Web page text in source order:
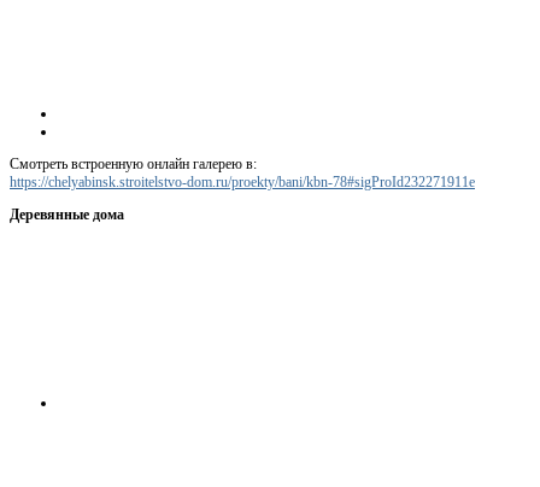
Смотреть встроенную онлайн галерею в:
https://chelyabinsk.stroitelstvo-dom.ru/proekty/bani/kbn-78#sigProId232271911e
Деревянные дома